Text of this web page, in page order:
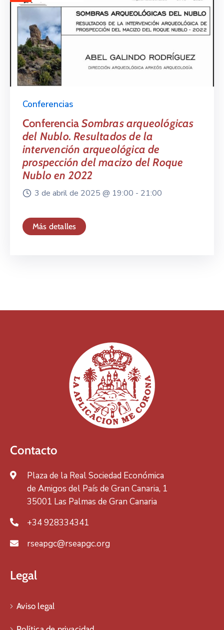
Conferencias
ConferenciaSombras arqueológicas
del Nublo. Resultados de la
intervención arqueológica de
prospección del macizo del Roque
Nublo en 2022
3 de abril de 2025 @ 19:00 - 21:00
Más detalles
Contacto
Plaza de la Real Sociedad Económica
de Amigos del País de Gran Canaria, 1
35001 Las Palmas de Gran Canaria
+34 928334341
rseapgc@rseapgc.org
Legal
Aviso legal